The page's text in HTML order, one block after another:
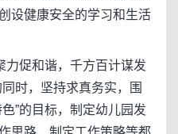
设健康安全的学习和生活
促和谐，千方百计谋发
时，坚持求真务实，围
”的目标，制定幼儿园发